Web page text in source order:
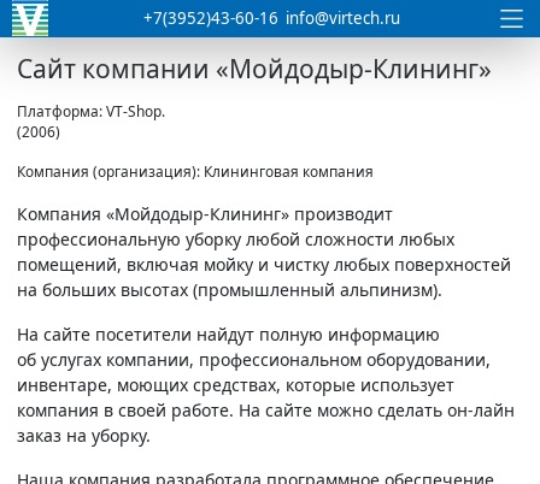
+7(3952)43-60-16 info@virtech.ru
Сайт компании «Мойдодыр-Клининг»
Платформа: VT-Shop.
(2006)
Компания (организация): Клининговая компания
Компания «Мойдодыр-Клининг» производит
профессиональную уборку любой сложности любых
помещений, включая мойку и чистку любых поверхностей
на больших высотах (промышленный альпинизм).
На сайте посетители найдут полную информацию
об услугах компании, профессиональном оборудовании,
инвентаре, моющих средствах, которые использует
компания в своей работе. На сайте можно сделать он-лайн
заказ на уборку.